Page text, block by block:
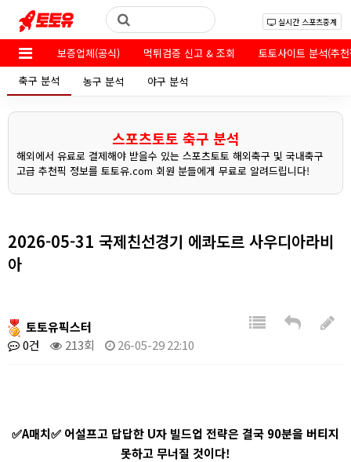
실시간 스포츠중계
보증업체(공식) 먹튀검증 신고 & 조회
토토사이트 분석(추
축구 분석
농구 분석 야구 분석
스포츠토토 축구 분석
해외에서 유료로 결제해야 받을수 있는 스포츠토토 해외축구 및 국내축구
고급 추천픽 정보를 토토유.com 회원 분들에게 무료로 알려드립니다!
2026-05-31 국제친선경기 에콰도르 사우디아라비
아
토토유픽스터
0건
213회 26-05-29 22:10
✅A매치✅ 어설프고 답답한 U자 빌드업 전략은 결국 90분을 버티지
못하고 무너질 것이다!